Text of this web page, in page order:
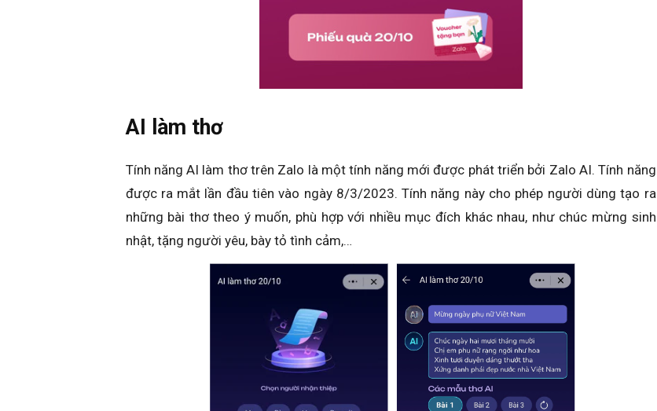
AI làm thơ
Tính năng AI làm thơ trên Zalo là một tính năng mới được phát triển bởi Zalo AI. Tính năng
được ra mắt lần đầu tiên vào ngày 8/3/2023. Tính năng này cho phép người dùng tạo ra
những bài thơ theo ý muốn, phù hợp với nhiều mục đích khác nhau, như chúc mừng sinh
nhật, tặng người yêu, bày tỏ tình cảm,…